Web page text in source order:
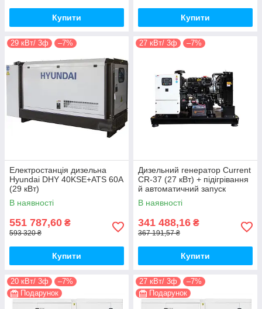
Купити Купити
29 кВт/ 3ф –7%
Електростанція дизельна
Hyundai DHY 40KSE+ATS 60A
(29 кВт)
В наявності
551 787,60 ₴
593 320 ₴
Купити
27 кВт/ 3ф –7%
Дизельний генератор Current
CR-37 (27 кВт) + підігрівання
й автоматичний запуск
В наявності
341 488,16 ₴
367 191,57 ₴
Купити
20 кВт/ 3ф
–7%
Подарунок
27 кВт/ 3ф
–7%
Подарунок